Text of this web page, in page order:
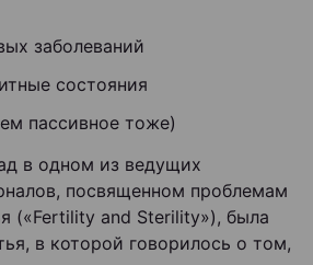
заболеваний
состояния
пассивное тоже)
в одном из ведущих
посвященном проблемам
(«Fertility and Sterility»), была
в которой говорилось о том,